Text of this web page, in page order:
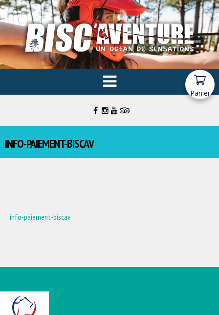
Panier
INFO-PAIEMENT-BISCAV
info-paiement-biscav